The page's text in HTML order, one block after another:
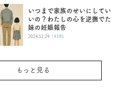
いつまで家族のせいにしてい
いの？わたしの心を逆撫でた
妹の妊娠報告
2024.12.24 | #195
もっと見る